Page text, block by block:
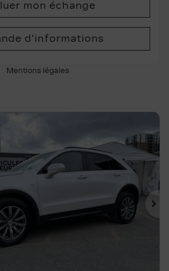
mon échange
d'informations
Mentions légales